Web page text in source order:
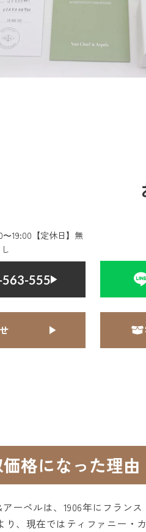
〜19:00【定休日】無
し
555
格になった理由
ーペルは、1906年にフラン
り、現在ではティファニー・